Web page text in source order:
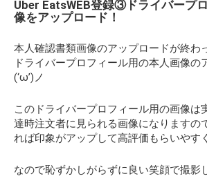
Uber EatsWEB登録③ドライバープ
像をアップロード！
本人確認書類画像のアップロードが終わ
ドライバープロフィール用の本人画像の
(‘ω’)ノ
このドライバープロフィール用の画像は
達時注文者に見られる画像になりますの
れば印象がアップして高評価もらいやす
なので恥ずかしがらずに良い笑顔で撮影